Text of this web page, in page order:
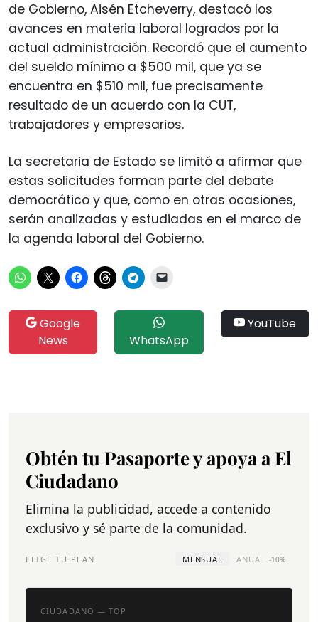
de Gobierno, Aisén Etcheverry, destacó los
avances en materia laboral logrados por la
actual administración. Recordó que el aumento
del sueldo mínimo a $500 mil, que ya se
encuentra en $510 mil, fue precisamente
resultado de un acuerdo con la CUT,
trabajadores y empresarios.
La secretaria de Estado se limitó a afirmar que
estas solicitudes forman parte del debate
democrático y que, como en otras ocasiones,
serán analizadas y estudiadas en el marco de
la agenda laboral del Gobierno.
Google
News
WhatsApp
YouTube
Obtén tu Pasaporte y apoya a El
Ciudadano
Elimina la publicidad, accede a contenido
exclusivo y sé parte de la comunidad.
ELIGE TU PLAN MENSUAL ANUAL -10%
CIUDADANO — TOP